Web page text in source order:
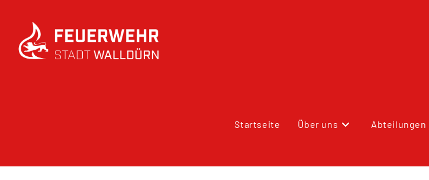
Startseite Über uns Abteilungen